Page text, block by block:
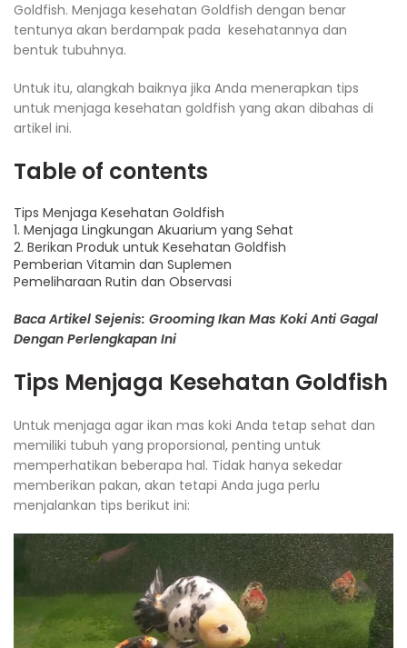
Goldfish. Menjaga kesehatan Goldfish dengan benar
tentunya akan berdampak pada kesehatannya dan
bentuk tubuhnya.
Untuk itu, alangkah baiknya jika Anda menerapkan tips
untuk menjaga kesehatan goldfish yang akan dibahas di
artikel ini.
Table of contents
Tips Menjaga Kesehatan Goldfish
1. Menjaga Lingkungan Akuarium yang Sehat
2. Berikan Produk untuk Kesehatan Goldfish
Pemberian Vitamin dan Suplemen
Pemeliharaan Rutin dan Observasi
Baca Artikel Sejenis: Grooming Ikan Mas Koki Anti Gagal
Dengan Perlengkapan Ini
Tips Menjaga Kesehatan Goldfish
Untuk menjaga agar ikan mas koki Anda tetap sehat dan
memiliki tubuh yang proporsional, penting untuk
memperhatikan beberapa hal. Tidak hanya sekedar
memberikan pakan, akan tetapi Anda juga perlu
menjalankan tips berikut ini: